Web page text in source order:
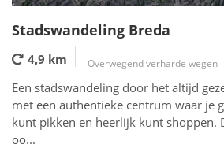
Stadswandeling Breda
4,9 km Overwegend verharde wegen
Een stadswandeling door het altijd
met een authentieke centrum waar je
kunt pikken en heerlijk kunt shoppen.
oo...